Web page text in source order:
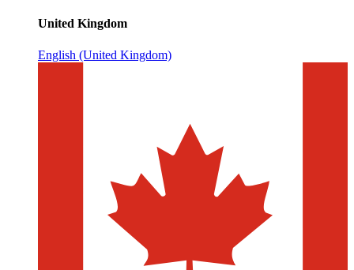
United Kingdom
English (United Kingdom)